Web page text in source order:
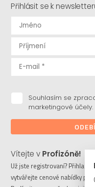
Přihlásit se k
Souhlasím se
marketingové účely.
Vítejte v Profizóně!
Už jste registrovaní?
vytvářejte cenové nabídky